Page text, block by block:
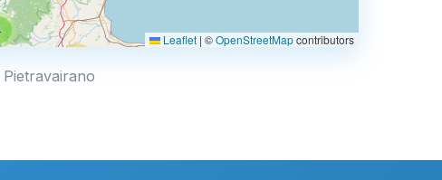
10
Leaflet | ©OpenStreetMapcontributors